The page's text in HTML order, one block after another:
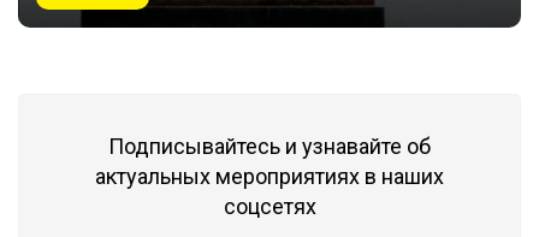
Подписывайтесь и узнавайте об
актуальных мероприятиях в наших
соцсетях